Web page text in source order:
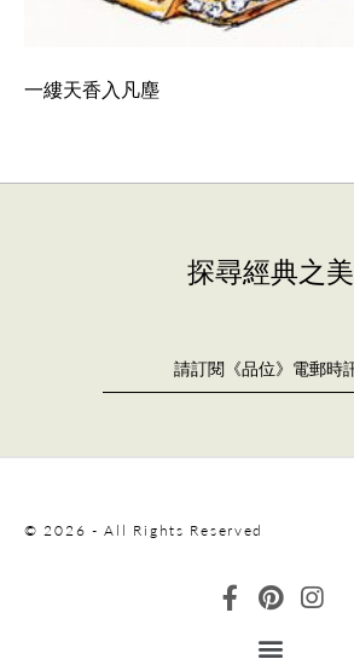
一縷天香入凡塵
探尋經典之美
© 2026 - All Rights Reserved